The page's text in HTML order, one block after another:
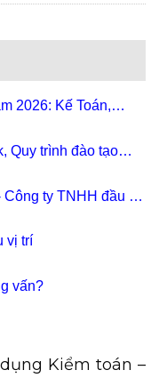
2026: Kế Toán,
Quy trình đào tạo
ty TNHH đầu tư
vị trí
vấn?
Kiểm toán –